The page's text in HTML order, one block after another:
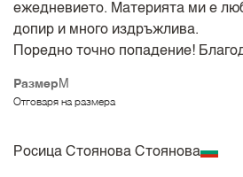
Размер M
Отговаря на размера
ежедневието. Материята ми е
допир и много издръжлива.
Поредно точно попадение!
Росица Стоянова Стоянова